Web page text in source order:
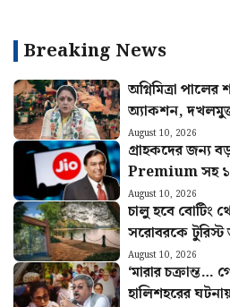
Breaking News
অগ্নিমিত্রা পালের
অ্যাকশন, দখলমুক্ত
August 10, 2026
গ্রাহকদের জন্য
Premium সহ
নতুন Pass-এ
August 10, 2026
চালু হবে বোটিং
সরোবরকে টুরিস্ট
KMDA
August 10, 2026
‘মারার চক্রান্ত…
হালিশহরের